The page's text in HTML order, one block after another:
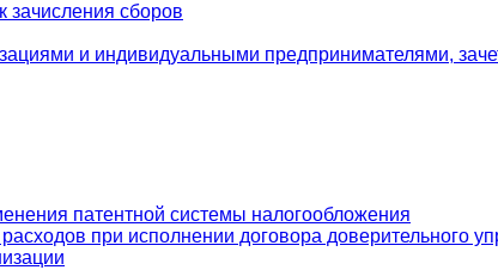
сборов
и индивидуальными предпринимателями,
патентной системы налогообложения
при исполнении договора доверительного